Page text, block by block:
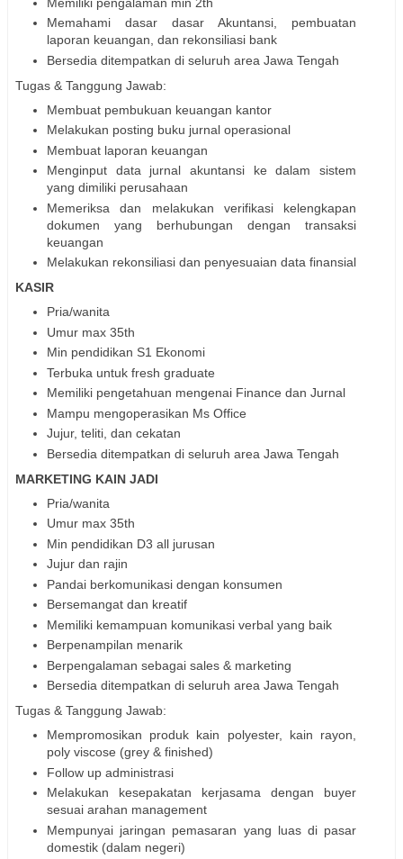
Memahami dasar dasar Akuntansi, pembuatan
laporan keuangan, dan rekonsiliasi bank
Bersedia ditempatkan di seluruh area Jawa Tengah
Tugas & Tanggung Jawab:
Membuat pembukuan keuangan kantor
Melakukan posting buku jurnal operasional
Membuat laporan keuangan
Menginput data jurnal akuntansi ke dalam sistem
yang dimiliki perusahaan
Memeriksa dan melakukan verifikasi kelengkapan
dokumen yang berhubungan dengan transaksi
keuangan
Melakukan rekonsiliasi dan penyesuaian data finansial
KASIR
Pria/wanita
Umur max 35th
Min pendidikan S1 Ekonomi
Terbuka untuk fresh graduate
Memiliki pengetahuan mengenai Finance dan Jurnal
Mampu mengoperasikan Ms Office
Jujur, teliti, dan cekatan
Bersedia ditempatkan di seluruh area Jawa Tengah
MARKETING KAIN JADI
Pria/wanita
Umur max 35th
Min pendidikan D3 all jurusan
Jujur dan rajin
Pandai berkomunikasi dengan konsumen
Bersemangat dan kreatif
Memiliki kemampuan komunikasi verbal yang baik
Berpenampilan menarik
Berpengalaman sebagai sales & marketing
Bersedia ditempatkan di seluruh area Jawa Tengah
Tugas & Tanggung Jawab:
Mempromosikan produk kain polyester, kain rayon,
poly viscose (grey & finished)
Follow up administrasi
Melakukan kesepakatan kerjasama dengan buyer
sesuai arahan management
Mempunyai jaringan pemasaran yang luas di pasar
domestik (dalam negeri)